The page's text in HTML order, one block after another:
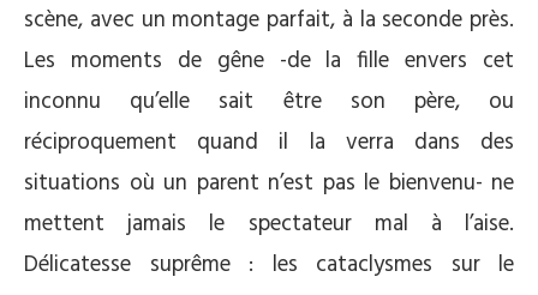
scène, avec un montage parfait, à la seconde près.
Les moments de gêne -de la fille envers cet
inconnu qu’elle sait être son père, ou
réciproquement quand il la verra dans des
situations où un parent n’est pas le bienvenu- ne
mettent jamais le spectateur mal à l’aise.
Délicatesse suprême : les cataclysmes sur le